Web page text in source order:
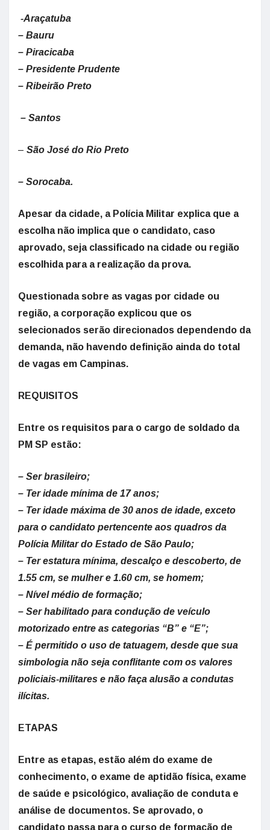
-Araçatuba
– Bauru
– Piracicaba
– Presidente Prudente
– Ribeirão Preto
– Santos
– São José do Rio Preto
– Sorocaba.
Apesar da cidade, a Polícia Militar explica que a
escolha não implica que o candidato, caso
aprovado, seja classificado na cidade ou região
escolhida para a realização da prova.
Questionada sobre as vagas por cidade ou
região, a corporação explicou que os
selecionados serão direcionados dependendo da
demanda, não havendo definição ainda do total
de vagas em Campinas.
REQUISITOS
Entre os requisitos para o cargo de soldado da
PM SP estão:
– Ser brasileiro;
– Ter idade mínima de 17 anos;
– Ter idade máxima de 30 anos de idade, exceto
para o candidato pertencente aos quadros da
Polícia Militar do Estado de São Paulo;
– Ter estatura mínima, descalço e descoberto, de
1.55 cm, se mulher e 1.60 cm, se homem;
– Nível médio de formação;
– Ser habilitado para condução de veículo
motorizado entre as categorias “B” e “E”;
– É permitido o uso de tatuagem, desde que sua
simbologia não seja conflitante com os valores
policiais-militares e não faça alusão a condutas
ilícitas.
ETAPAS
Entre as etapas, estão além do exame de
conhecimento, o exame de aptidão física, exame
de saúde e psicológico, avaliação de conduta e
análise de documentos. Se aprovado, o
candidato passa para o curso de formação de